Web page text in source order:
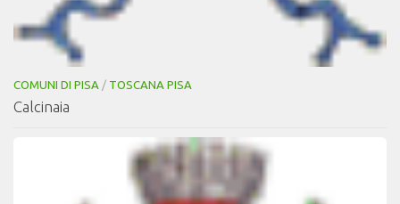
COMUNI DI PISA / TOSCANA PISA
Calcinaia